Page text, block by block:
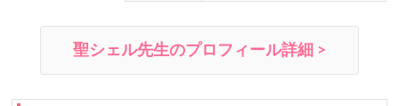
聖シェル先生のプロフィール詳細 >